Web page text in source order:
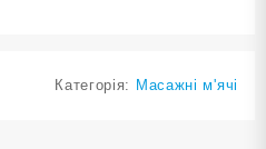
Категорія: Масажні м'ячі